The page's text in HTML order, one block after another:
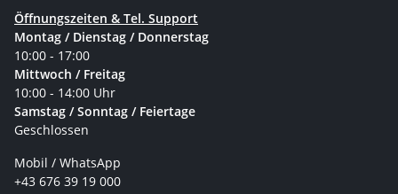
Öffnungszeiten & Tel. Support
Montag / Dienstag / Donnerstag
10:00 - 17:00
Mittwoch / Freitag
10:00 - 14:00 Uhr
Samstag / Sonntag / Feiertage
Geschlossen
Mobil / WhatsApp
+43 676 39 19 000